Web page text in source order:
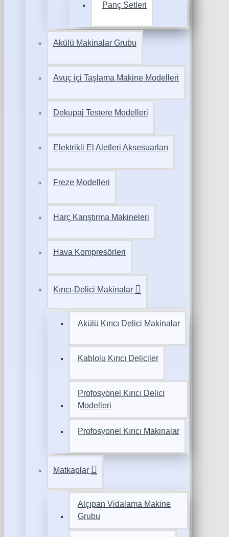
Panç Setleri
Akülü Makinalar Grubu
Avuç içi Taşlama Makine Modelleri
Dekupaj Testere Modelleri
Elektrikli El Aletleri Aksesuarları
Freze Modelleri
Harç Karıştırma Makineleri
Hava Kompresörleri
Kırıcı-Delici Makinalar
Akülü Kırıcı Delici Makinalar
Kablolu Kırıcı Deliciler
Profosyonel Kırıcı Delici
Modelleri
Profosyonel Kırıcı Makinalar
Matkaplar
Alçıpan Vidalama Makine
Grubu